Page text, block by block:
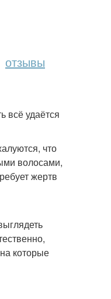
отзывы
всё удаётся
что
волосами,
жертв
которые